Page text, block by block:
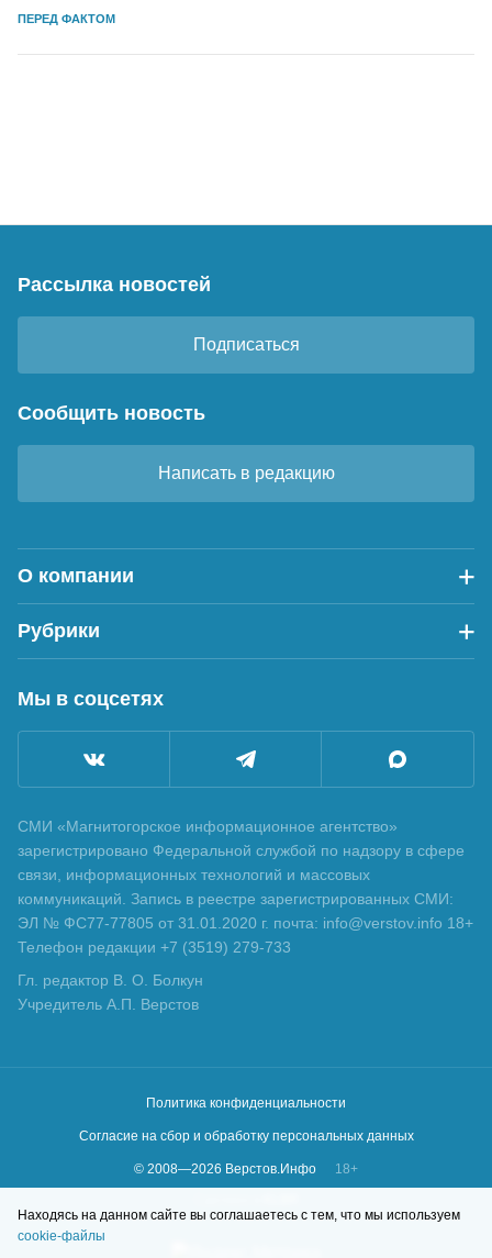
ПЕРЕД ФАКТОМ
Рассылка новостей
Подписаться
Сообщить новость
Написать в редакцию
О компании
Рубрики
Мы в соцсетях
СМИ «Магнитогорское информационное агентство»
зарегистрировано Федеральной службой по надзору в сфере
связи, информационных технологий и массовых
коммуникаций. Запись в реестре зарегистрированных СМИ:
ЭЛ № ФС77-77805 от 31.01.2020 г. почта: info@verstov.info 18+
Телефон редакции +7 (3519) 279-733
Гл. редактор В. О. Болкун
Учредитель А.П. Верстов
Политика конфиденциальности
Согласие на сбор и обработку персональных данных
© 2008—2026 Верстов.Инфо
18+
Находясь на данном сайте вы соглашаетесь с тем, что мы используем
cookie-файлы